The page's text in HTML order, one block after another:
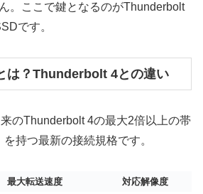
。ここで鍵となるのがThunderbolt
です。
は？Thunderbolt 4との違い
のThunderbolt 4の最大2倍以上の帯
持つ最新の接続規格です。
最大転送速度
対応解像度